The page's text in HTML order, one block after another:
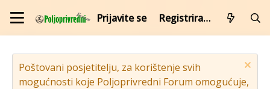
Prijavite se Registrirajte se
Poštovani posjetitelju, za korištenje svih
mogućnosti koje Poljoprivredni Forum omogućuje,